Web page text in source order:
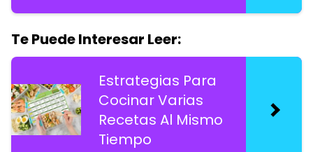
Te Puede Interesar Leer:
Estrategias Para
Cocinar Varias
Recetas Al Mismo
Tiempo